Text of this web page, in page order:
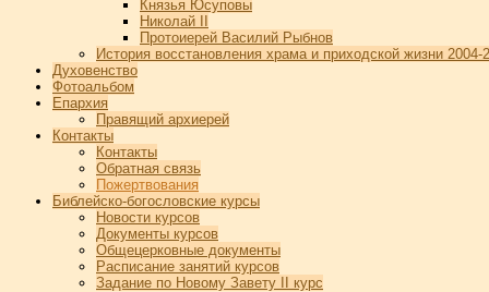
Князья Юсуповы
Николай II
Протоиерей Василий Рыбнов
История восстановления храма и приходской жизни 2004-
Духовенство
Фотоальбом
Епархия
Правящий архиерей
Контакты
Контакты
Обратная связь
Пожертвования
Библейско-богословские курсы
Новости курсов
Документы курсов
Общецерковные документы
Расписание занятий курсов
Задание по Новому Завету II курс